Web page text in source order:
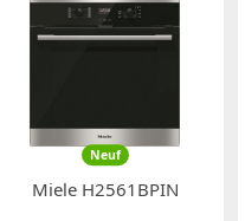
Neuf
Miele H2561BPIN